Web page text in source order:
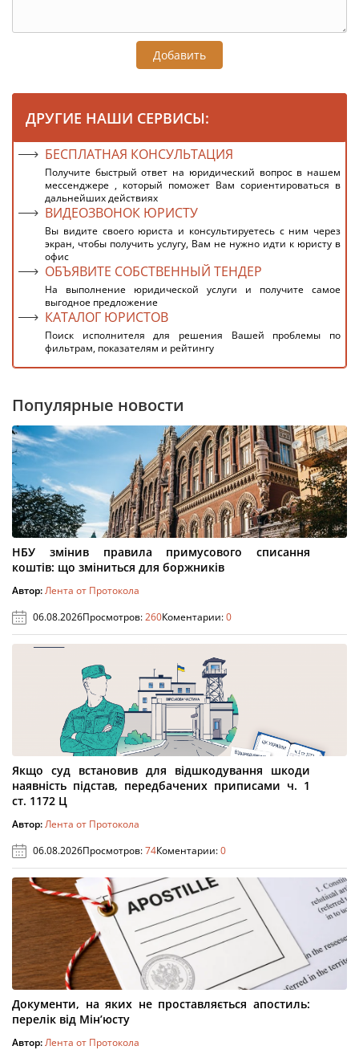
Добавить
ДРУГИЕ НАШИ СЕРВИСЫ:
БЕСПЛАТНАЯ КОНСУЛЬТАЦИЯ
Получите быстрый ответ на юридический вопрос в нашем
мессенджере , который поможет Вам сориентироваться в
дальнейших действиях
ВИДЕОЗВОНОК ЮРИСТУ
Вы видите своего юриста и консультируетесь с ним через
экран, чтобы получить услугу, Вам не нужно идти к юристу в
офис
ОБЪЯВИТЕ СОБСТВЕННЫЙ ТЕНДЕР
На выполнение юридической услуги и получите самое
выгодное предложение
КАТАЛОГ ЮРИСТОВ
Поиск исполнителя для решения Вашей проблемы по
фильтрам, показателям и рейтингу
Популярные новости
НБУ змінив правила примусового списання
коштів: що зміниться для боржників
Автор:Лента от Протокола
06.08.2026Просмотров:260Коментарии:0
Якщо суд встановив для відшкодування шкоди
наявність підстав, передбачених приписами ч. 1
ст. 1172 Ц
Автор:Лента от Протокола
06.08.2026Просмотров:74Коментарии:0
Документи, на яких не проставляється апостиль:
перелік від Мін’юсту
Автор:Лента от Протокола